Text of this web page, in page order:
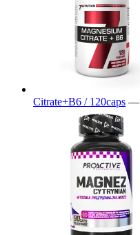
Citrate+B6 / 120caps —